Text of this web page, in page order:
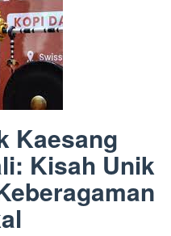
Kaesang
Kisah Unik